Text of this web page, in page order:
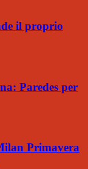
il proprio
Paredes per
Primavera